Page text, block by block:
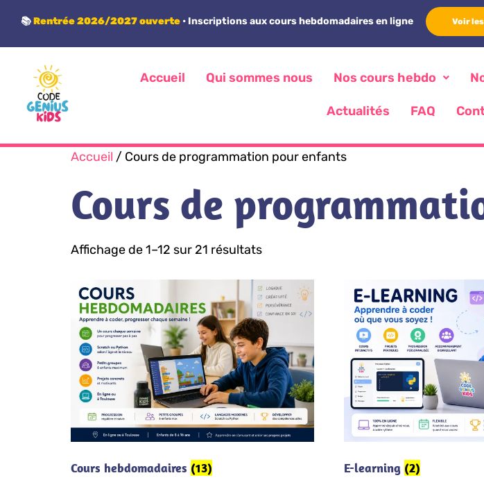
📚Rentrée 2026/2027 ouverte • Inscriptions aux cours hebdomadaires en ligne Voir
Accueil Qui sommes nous Nos cours hebdo
Actualités FAQ
Accueil / Cours de programmation pour enfants
Cours de
Affichage de 1–12 sur 21 résultats
Cours hebdomadaires (13) E-learning (2)